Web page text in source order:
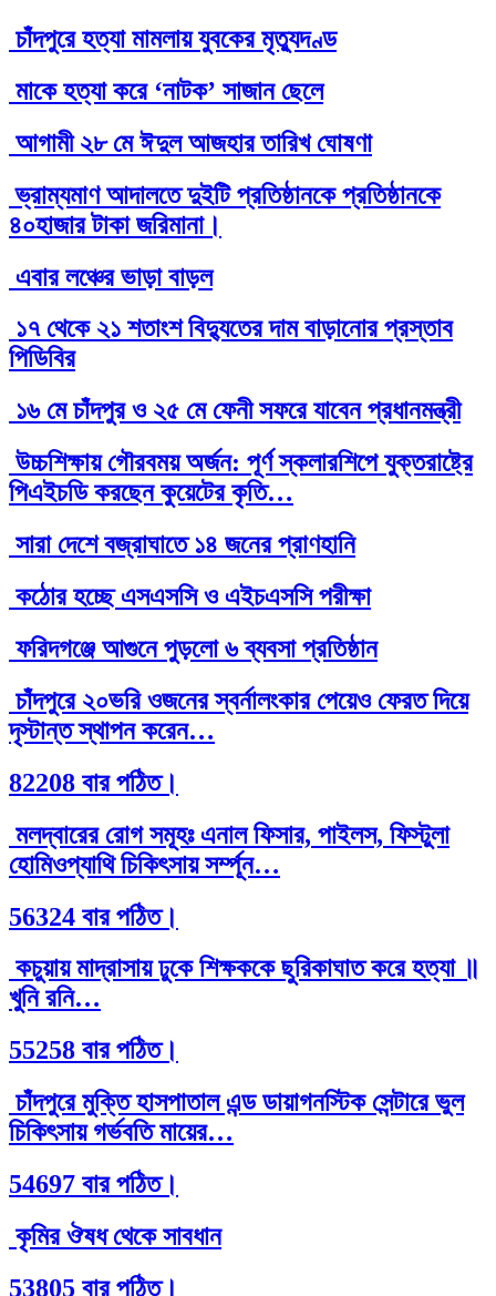
চাঁদপুরে হত্যা মামলায় যুবকের মৃত্যুদণ্ড
মাকে হত্যা করে ‘নাটক’ সাজান ছেলে
আগামী ২৮ মে ঈদুল আজহার তারিখ ঘোষণা
ভ্রাম্যমাণ আদালতে দুইটি প্রতিষ্ঠানকে প্রতিষ্ঠানকে
৪০হাজার টাকা জরিমানা।
এবার লঞ্চের ভাড়া বাড়ল
১৭ থেকে ২১ শতাংশ বিদ্যুতের দাম বাড়ানোর প্রস্তাব
পিডিবির
১৬ মে চাঁদপুর ও ২৫ মে ফেনী সফরে যাবেন প্রধানমন্ত্রী
উচ্চশিক্ষায় গৌরবময় অর্জন: পূর্ণ স্কলারশিপে যুক্তরাষ্ট্রে
পিএইচডি করছেন কুয়েটের কৃতি…
সারা দেশে বজ্রাঘাতে ১৪ জনের প্রাণহানি
কঠোর হচ্ছে এসএসসি ও এইচএসসি পরীক্ষা
ফরিদগঞ্জে আগুনে পুড়লো ৬ ব্যবসা প্রতিষ্ঠান
চাঁদপুরে ২০ভরি ওজনের স্বর্নালংকার পেয়েও ফেরত দিয়ে
দৃস্টান্ত স্থাপন করেন…
82208 বার পঠিত।
মলদ্বারের রোগ সমূহঃ এনাল ফিসার, পাইলস, ফিস্টুলা
হোমিওপ্যাথি চিকিৎসায় সর্ম্পূন…
56324 বার পঠিত।
কচুয়ায় মাদ্রাসায় ঢুকে শিক্ষককে ছুরিকাঘাত করে হত্যা ॥
খুনি রনি…
55258 বার পঠিত।
চাঁদপুরে মুক্তি হাসপাতাল এন্ড ডায়াগনস্টিক সেন্টারে ভুল
চিকিৎসায় গর্ভবতি মায়ের…
54697 বার পঠিত।
কৃমির ঔষধ থেকে সাবধান
53805 বার পঠিত।